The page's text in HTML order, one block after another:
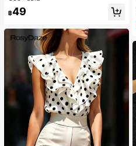
จัดวางแบบสุ่ม)
฿49